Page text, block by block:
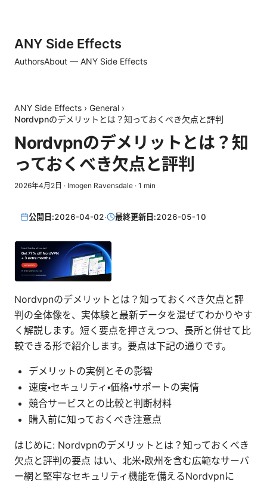
ANY Side Effects
AuthorsAbout — ANY Side Effects
ANY Side Effects › General ›
Nordvpnのデメリットとは？知っておくべき欠点と評判
Nordvpnのデメリットとは？知
っておくべき欠点と評判
2026年4月2日 · Imogen Ravensdale · 1 min
公開日:2026-04-02· 最終更新日:2026-05-10
Nordvpnのデメリットとは？知っておくべき欠点と評
判の全体像を、実体験と最新データを混ぜてわかりやす
く解説します。短く要点を押さえつつ、長所と併せて比
較できる形で紹介します。要点は下記の通りです。
デメリットの実例とその影響
速度・セキュリティ・価格・サポートの実情
競合サービスとの比較と判断材料
購入前に知っておくべき注意点
はじめに: Nordvpnのデメリットとは？知っておくべき
欠点と評判の要点 はい、北米・欧州を含む広範なサーバ
ー網と堅牢なセキュリティ機能を備えるNordvpnに